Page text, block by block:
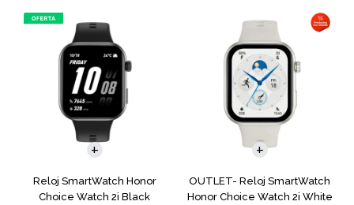
Reloj SmartWatch Honor
Choice Watch 2i Black
OUTLET- Reloj SmartWatch
Honor Choice Watch 2i White